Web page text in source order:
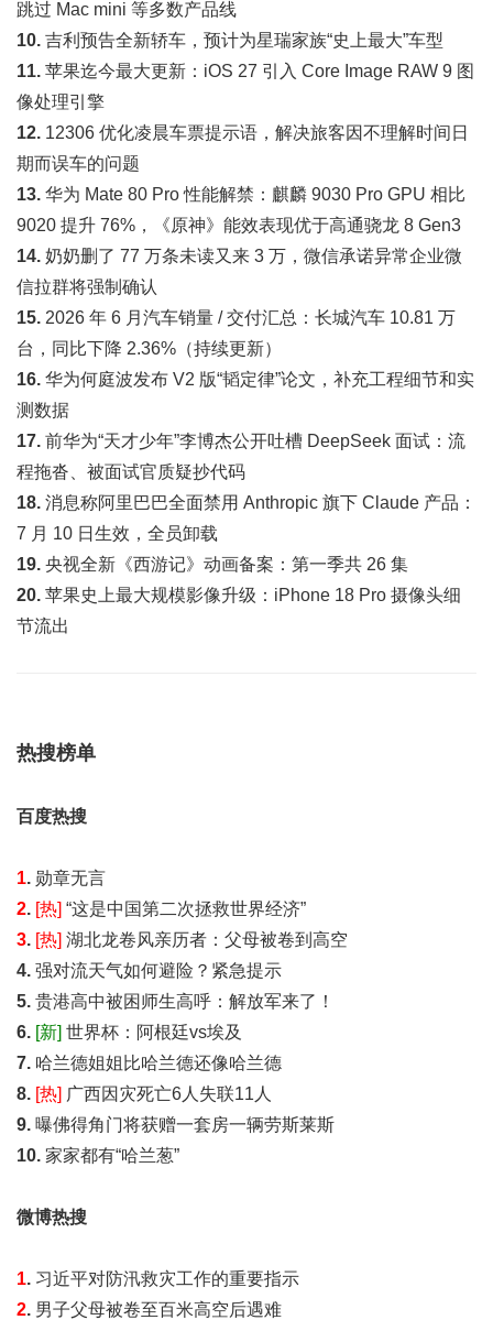
跳过 Mac mini 等多数产品线
10. 吉利预告全新轿车，预计为星瑞家族“史上最大”车型
11. 苹果迄今最大更新：iOS 27 引入 Core Image RAW 9 图
像处理引擎
12. 12306 优化凌晨车票提示语，解决旅客因不理解时间日
期而误车的问题
13. 华为 Mate 80 Pro 性能解禁：麒麟 9030 Pro GPU 相比
9020 提升 76%，《原神》能效表现优于高通骁龙 8 Gen3
14. 奶奶删了 77 万条未读又来 3 万，微信承诺异常企业微
信拉群将强制确认
15. 2026 年 6 月汽车销量 / 交付汇总：长城汽车 10.81 万
台，同比下降 2.36%（持续更新）
16. 华为何庭波发布 V2 版“韬定律”论文，补充工程细节和实
测数据
17. 前华为“天才少年”李博杰公开吐槽 DeepSeek 面试：流
程拖沓、被面试官质疑抄代码
18. 消息称阿里巴巴全面禁用 Anthropic 旗下 Claude 产品：
7 月 10 日生效，全员卸载
19. 央视全新《西游记》动画备案：第一季共 26 集
20. 苹果史上最大规模影像升级：iPhone 18 Pro 摄像头细
节流出
热搜榜单
百度热搜
1. 勋章无言
2. [热] “这是中国第二次拯救世界经济”
3. [热] 湖北龙卷风亲历者：父母被卷到高空
4. 强对流天气如何避险？紧急提示
5. 贵港高中被困师生高呼：解放军来了！
6. [新] 世界杯：阿根廷vs埃及
7. 哈兰德姐姐比哈兰德还像哈兰德
8. [热] 广西因灾死亡6人失联11人
9. 曝佛得角门将获赠一套房一辆劳斯莱斯
10. 家家都有“哈兰葱”
微博热搜
1. 习近平对防汛救灾工作的重要指示
2. 男子父母被卷至百米高空后遇难